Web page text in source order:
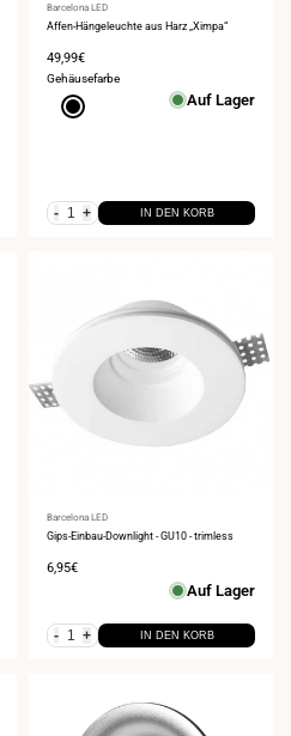
Anbieter:
Barcelona LED
Affen-Hängeleuchte aus Harz „Ximpa“
Verkaufspreis
49,99€
Gehäusefarbe
Schwarz Auf Lager
- + IN DEN KORB
Anbieter:
Barcelona LED
Gips-Einbau-Downlight - GU10 - trimless
Verkaufspreis
6,95€
Auf Lager
- + IN DEN KORB